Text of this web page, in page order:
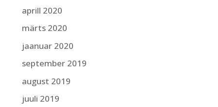
aprill 2020
märts 2020
jaanuar 2020
september 2019
august 2019
juuli 2019